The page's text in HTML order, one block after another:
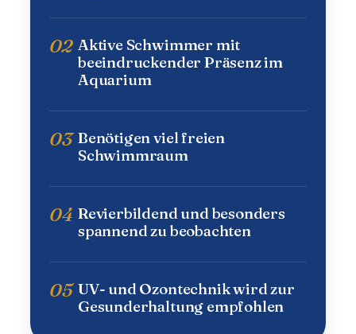
02 Aktive Schwimmer mit
beeindruckender Präsenz im
Aquarium
03 Benötigen viel freien
Schwimmraum
04 Revierbildend und besonders
spannend zu beobachten
05 UV- und Ozontechnik wird zur
Gesunderhaltung empfohlen